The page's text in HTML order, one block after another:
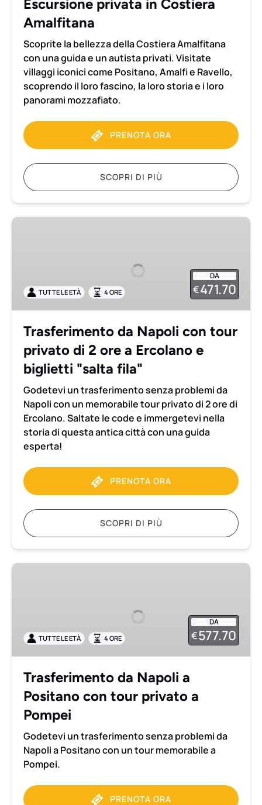
Escursione privata in Costiera
Amalfitana
Scoprite la bellezza della Costiera Amalfitana
con una guida e un autista privati. Visitate
villaggi iconici come Positano, Amalfi e Ravello,
scoprendo il loro fascino, la loro storia e i loro
panorami mozzafiato.
PRENOTA ORA
SCOPRI DI PIÙ
Trasferimento
privato
di
ore
Ercolano
biglietti
"salta
fila"
DA
€471.70
TUTTE LE ETÀ 4 ORE
Trasferimento da Napoli con tour
privato di 2 ore a Ercolano e
biglietti "salta fila"
Godetevi un trasferimento senza problemi da
Napoli con un memorabile tour privato di 2 ore di
Ercolano. Saltate le code e immergetevi nella
storia di questa antica città con una guida
esperta!
PRENOTA ORA
SCOPRI DI PIÙ
Trasferimento
con
tour
Pompei
DA
€577.70
TUTTE LE ETÀ 4 ORE
Trasferimento da Napoli a
Positano con tour privato a
Pompei
Godetevi un trasferimento senza problemi da
Napoli a Positano con un tour memorabile a
Pompei.
PRENOTA ORA